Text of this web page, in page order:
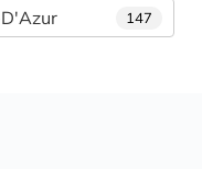
147